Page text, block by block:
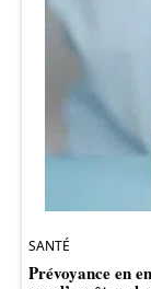
SANTÉ
Prévoyance en